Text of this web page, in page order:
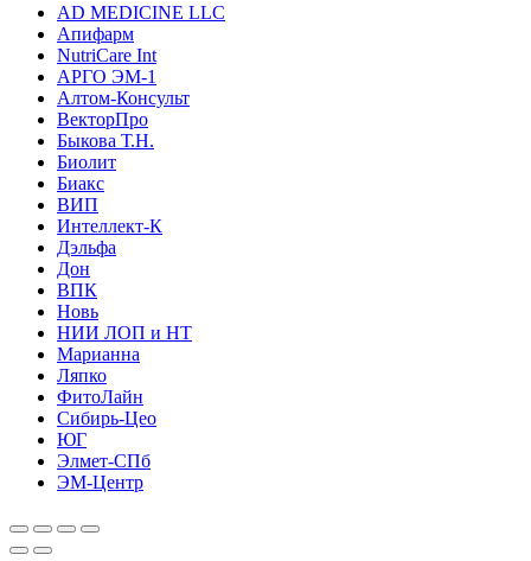
AD MEDICINE LLC
Апифарм
NutriCare Int
АРГО ЭМ-1
Алтом-Консульт
ВекторПро
Быкова Т.Н.
Биолит
Биакс
ВИП
Интеллект-К
Дэльфа
Дон
ВПК
Новь
НИИ ЛОП и НТ
Марианна
Ляпко
ФитоЛайн
Сибирь-Цео
ЮГ
Элмет-СПб
ЭМ-Центр